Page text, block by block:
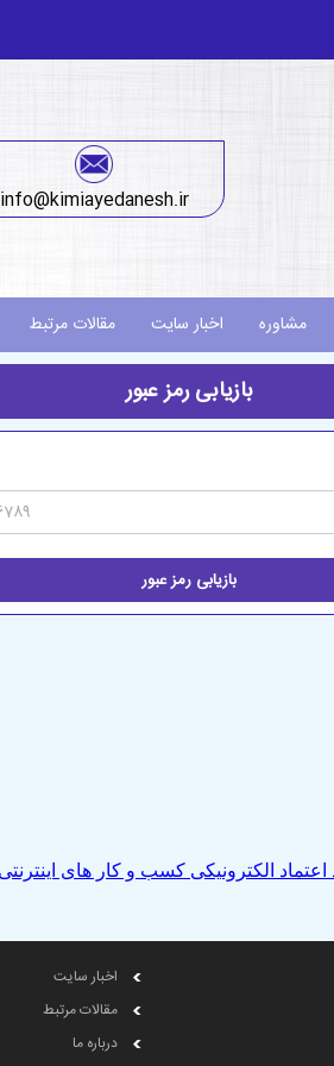
info@kimiayedanesh.ir
مشاوره اخبار سایت مقالات مرتبط
بازیابی رمز عبور
اخبار سایت
مقالات مرتبط
درباره ما